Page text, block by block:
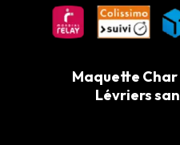
Maquette
Lévriers